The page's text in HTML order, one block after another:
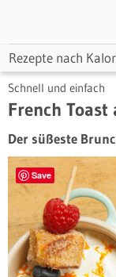
Rezepte nach
Schnell und einfach
French Toast
Der süßeste
Save